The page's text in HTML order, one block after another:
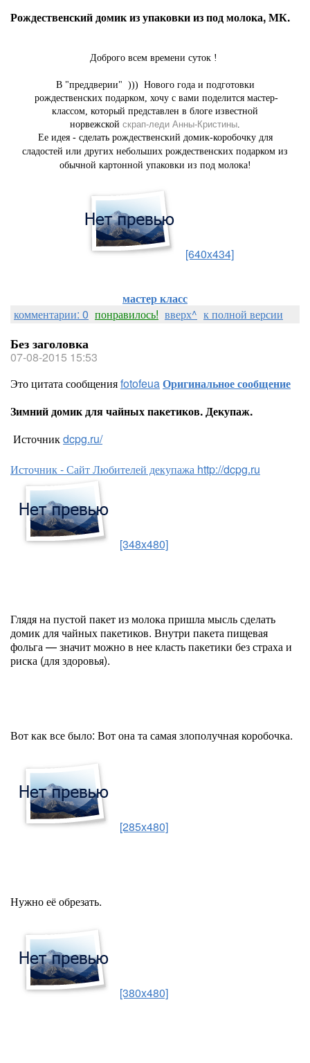
Рождественский домик из упаковки из под молока, МК.
Доброго всем времени суток !
В "преддверии" ))) Нового года и подготовки
рождественских подарком, хочу с вами поделится мастер-
классом, который представлен в блоге известной
норвежской скрап-леди Анны-Кристины.
Ее идея - сделать рождественский домик-коробочку для
сладостей или других небольших рождественских подарком из
обычной картонной упаковки из под молока!
[640x434]
мастер класс
комментарии: 0 понравилось! вверх^ к полной версии
Без заголовка
07-08-2015 15:53
Это цитата сообщенияfotofeuaОригинальное сообщение
Зимний домик для чайных пакетиков. Декупаж.
Источникdcpg.ru/
Источник - Сайт Любителей декупажа http://dcpg.ru
[348x480]
Глядя на пустой пакет из молока пришла мысль сделать
домик для чайных пакетиков. Внутри пакета пищевая
фольга — значит можно в нее класть пакетики без страха и
риска (для здоровья).
Вот как все было: Вот она та самая злополучная коробочка.
[285x480]
Нужно её обрезать.
[380x480]